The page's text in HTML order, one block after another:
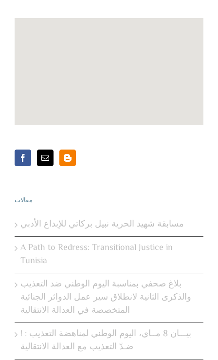
مقالات
مسابقة شهيد الحرية نبيل بركاتي للإبداع الأدبي
A Path to Redress: Transitional Justice in
Tunisia
بلاغ صحفي بمناسبة اليوم الوطني ضد التعذيب
والذكرى الثانية لانطلاق سير عمل الدوائر الجنائية
المتخصصة في العدالة الانتقالية
! بيـــان 8 مــاي، اليوم الوطني لمناهضة التعذيب :
ضـدّ التعذيب مع العدالة الانتقالية